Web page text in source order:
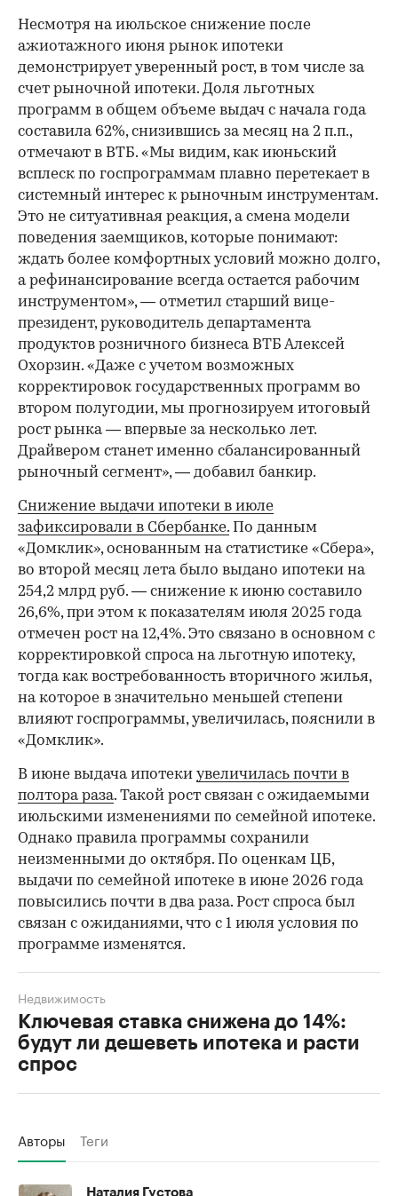
Несмотря на июльское снижение после
ажиотажного июня рынок ипотеки
демонстрирует уверенный рост, в том числе за
счет рыночной ипотеки. Доля льготных
программ в общем объеме выдач с начала года
составила 62%, снизившись за месяц на 2 п.п.,
отмечают в ВТБ. «Мы видим, как июньский
всплеск по госпрограммам плавно перетекает в
системный интерес к рыночным инструментам.
Это не ситуативная реакция, а смена модели
поведения заемщиков, которые понимают:
ждать более комфортных условий можно долго,
а рефинансирование всегда остается рабочим
инструментом», — отметил старший вице-
президент, руководитель департамента
продуктов розничного бизнеса ВТБ Алексей
Охорзин. «Даже с учетом возможных
корректировок государственных программ во
втором полугодии, мы прогнозируем итоговый
рост рынка — впервые за несколько лет.
Драйвером станет именно сбалансированный
рыночный сегмент», — добавил банкир.
Снижение выдачи ипотеки в июле
зафиксировали в Сбербанке. По данным
«Домклик», основанным на статистике «Сбера»,
во второй месяц лета было выдано ипотеки на
254,2 млрд руб. — снижение к июню составило
26,6%, при этом к показателям июля 2025 года
отмечен рост на 12,4%. Это связано в основном с
корректировкой спроса на льготную ипотеку,
тогда как востребованность вторичного жилья,
на которое в значительно меньшей степени
влияют госпрограммы, увеличилась, пояснили в
«Домклик».
В июне выдача ипотеки увеличилась почти в
полтора раза. Такой рост связан с ожидаемыми
июльскими изменениями по семейной ипотеке.
Однако правила программы сохранили
неизменными до октября. По оценкам ЦБ,
выдачи по семейной ипотеке в июне 2026 года
повысились почти в два раза. Рост спроса был
связан с ожиданиями, что с 1 июля условия по
программе изменятся.
Ключевая ставка снижена до 14%:
будут ли дешеветь ипотека и расти
спрос
Недвижимость
Авторы Теги
Наталия Густова